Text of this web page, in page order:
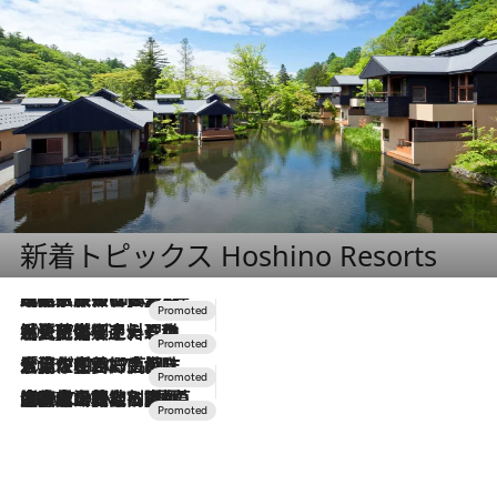
新着トピックス Hoshino Resorts
2026.7.31
【ホテル帰省】という選択肢をOMOが提案。家族とほどよい距離を保つには「昼は実家、夜は気兼ねなくホテルで！」
2026.7.24
【夏限定ディナーコース】旬を迎える稚鮎や花ズッキーニなどをイタリア・トスカーナの郷土料理の手法で満喫！
2026.7.17
「土佐和ハーブかき氷」がOMO7高知に登場！生姜、山椒、大葉など目にも舌にも涼を呼ぶ郷土の味
2026.7.10
NEW OPEN！【界 草津】名湯の地に誕生。趣の異なる2種の温泉と上州ならではの会席・蕎麦割烹など美食を味わう究極の癒やし旅